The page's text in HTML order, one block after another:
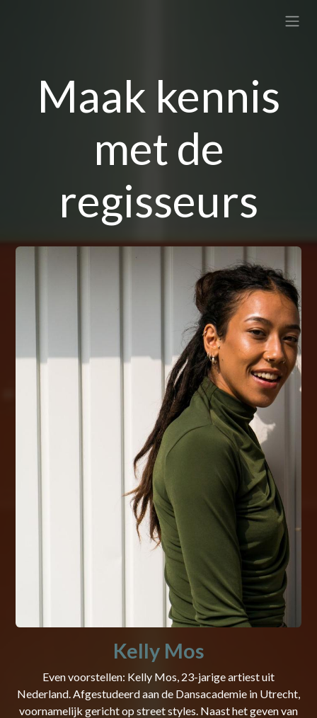
Maak kennis
met de
regisseurs
​Kelly Mos
Even voorstellen: Kelly Mos, 23-jarige artiest uit
Nederland. Afgestudeerd aan de Dansacademie in Utrecht,
voornamelijk gericht op street styles. Naast het geven van